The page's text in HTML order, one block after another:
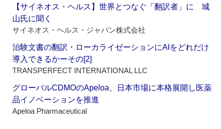
【サイネオス・ヘルス】世界とつなぐ「翻訳者」に 城
山氏に聞く
サイネオス・ヘルス・ジャパン株式会社
治験文書の翻訳・ローカライゼーションにAIをどれだけ
導入できるかーその[2]
TRANSPERFECT INTERNATIONAL LLC
グローバルCDMOのApeloa、日本市場に本格展開し医薬
品イノベーションを推進
Apeloa Pharmaceutical